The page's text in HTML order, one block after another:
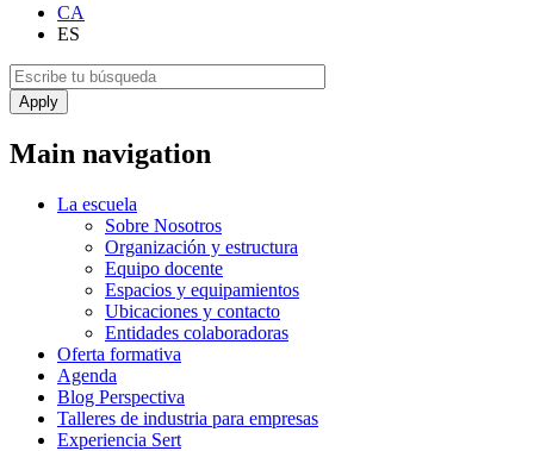
CA
ES
Main navigation
La escuela
Sobre Nosotros
Organización y estructura
Equipo docente
Espacios y equipamientos
Ubicaciones y contacto
Entidades colaboradoras
Oferta formativa
Agenda
Blog Perspectiva
Talleres de industria para empresas
Experiencia Sert